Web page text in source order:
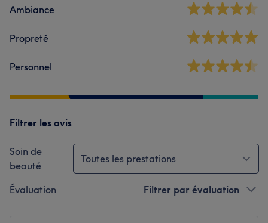
Ambiance
Propreté
Personnel
Filtrer les avis
Soin de
beauté
Toutes les prestations
Évaluation Filtrer par évaluation